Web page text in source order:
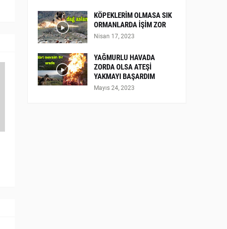
KÖPEKLERİM OLMASA SIK
ORMANLARDA İŞİM ZOR
Nisan 17, 2023
YAĞMURLU HAVADA
ZORDA OLSA ATEŞİ
YAKMAYI BAŞARDIM
Mayıs 24, 2023